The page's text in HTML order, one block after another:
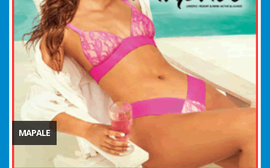
MAPALE